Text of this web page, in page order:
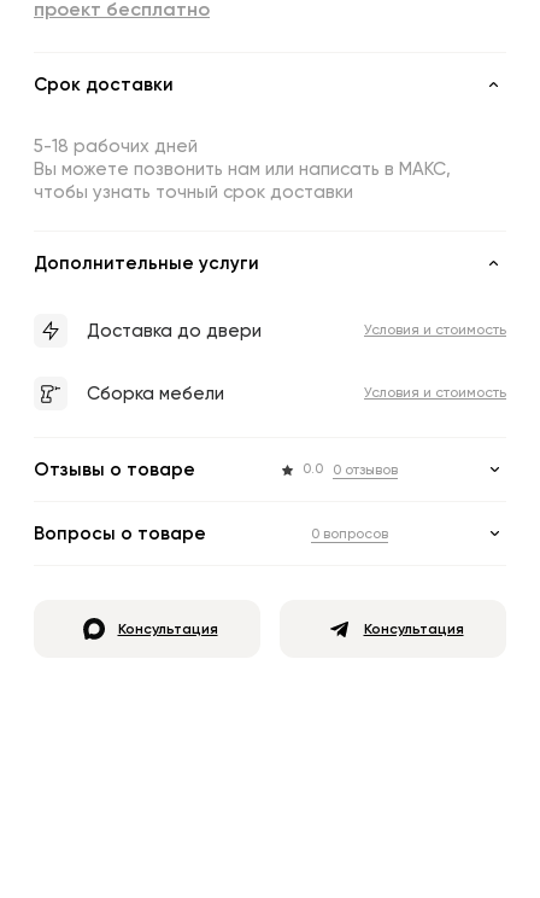
проект бесплатно
Срок доставки
5-18 рабочих дней
Вы можете позвонить нам или написать в МАКС,
чтобы узнать точный срок доставки
Дополнительные услуги
Доставка до двери Условия и стоимость
Сборка мебели Условия и стоимость
Отзывы о товаре 0.0 0 отзывов
Вопросы о товаре 0 вопросов
Консультация Консультация